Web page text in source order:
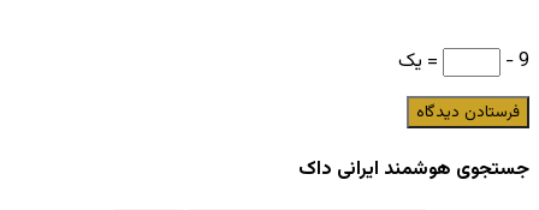
9 − = یک
جستجوی هوشمند ایرانی داک